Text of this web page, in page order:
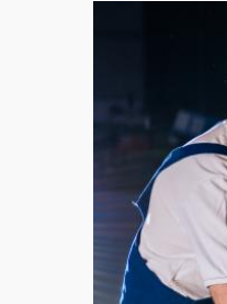
Sector